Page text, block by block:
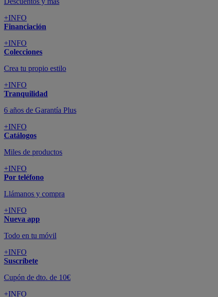
+INFO
Financiación
+INFO
Colecciones
Crea tu propio estilo
+INFO
Tranquilidad
6 años de Garantía Plus
+INFO
Catálogos
Miles de productos
+INFO
Por teléfono
Llámanos y compra
+INFO
Nueva app
Todo en tu móvil
+INFO
Suscríbete
Cupón de dto. de 10€
+INFO